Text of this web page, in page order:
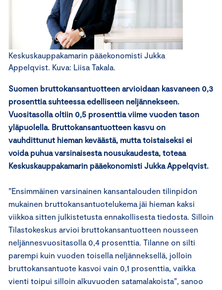
Keskuskauppakamarin pääekonomisti Jukka
Appelqvist. Kuva: Liisa Takala.
Suomen bruttokansantuotteen arvioidaan kasvaneen 0,3
prosenttia suhteessa edelliseen neljännekseen.
Vuositasolla oltiin 0,5 prosenttia viime vuoden tason
yläpuolella. Bruttokansantuotteen kasvu on
vauhdittunut hieman keväästä, mutta toistaiseksi ei
voida puhua varsinaisesta nousukaudesta, toteaa
Keskuskauppakamarin pääekonomisti Jukka Appelqvist.
”Ensimmäinen varsinainen kansantalouden tilinpidon
mukainen bruttokansantuotelukema jäi hieman kaksi
viikkoa sitten julkistetusta ennakollisesta tiedosta. Silloin
Tilastokeskus arvioi bruttokansantuotteen nousseen
neljännesvuositasolla 0,4 prosenttia. Tilanne on silti
parempi kuin vuoden toisella neljänneksellä, jolloin
bruttokansantuote kasvoi vain 0,1 prosenttia, vaikka
vienti toipui silloin alkuvuoden satamalakoista”, sanoo